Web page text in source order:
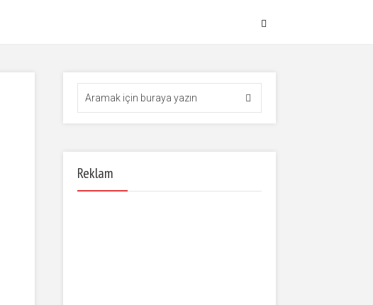
Reklam